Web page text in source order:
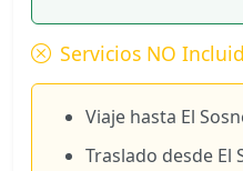
Servicios NO
Viaje hasta El
Traslado desde El